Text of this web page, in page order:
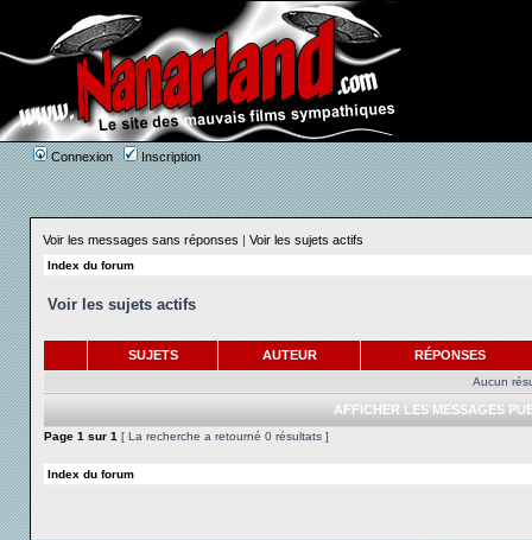
Connexion Inscription
Voir les messages sans réponses | Voir les sujets actifs
Index du forum
Voir les sujets actifs
SUJETS AUTEUR RÉPONSES
Aucun
AFFICHER LES MESSAGES
Page 1 sur 1 [ La recherche a retourné 0 résultats ]
Index du forum